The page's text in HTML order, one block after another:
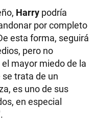
Harry podría
por completo
esta forma, seguirá
pero no
mayor miedo de la
trata de un
es uno de sus
en especial